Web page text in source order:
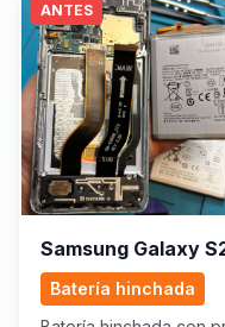
ANTES
Samsung Galaxy
Batería hinchada